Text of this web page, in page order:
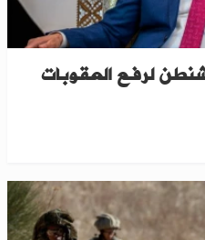
تايمز": نتفاوض
لرفع العقوبات